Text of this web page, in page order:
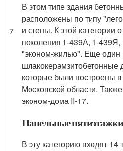
7
В этом типе здания
расположены по типу
и стены. К этой категории
поколения 1-439А, 1-439Я,
"эконом-жилью". Еще один
шлакокерамзитобетонные
которые были построены
Московской области.
эконом-дома II-17.
Панельные пятиэтажки
В эту категорию входят 14